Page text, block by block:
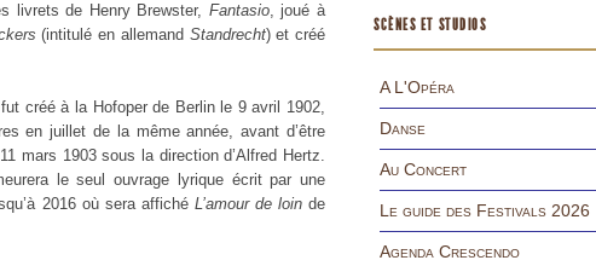
livrets de Henry Brewster, Fantasio, joué à
(intitulé en allemand Standrecht) et créé
créé à la Hofoper de Berlin le 9 avril 1902,
en juillet de la même année, avant d’être
mars 1903 sous la direction d’Alfred Hertz.
le seul ouvrage lyrique écrit par une
2016 où sera affiché L’amour de loinde
SCÈNES ET STUDIOS
A L'Opéra
Danse
Au Concert
Le guide des Festivals 2026
Agenda Crescendo